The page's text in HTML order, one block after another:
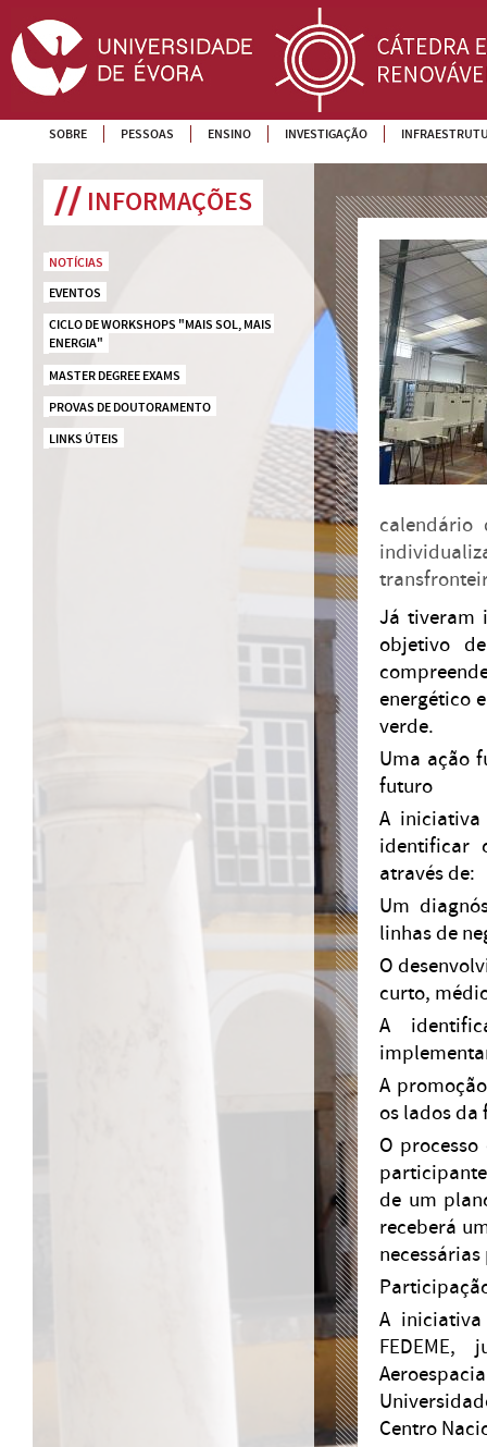
SOBRE PESSOAS ENSINO INVESTIGAÇÃO
INFORMAÇÕES
NOTÍCIAS
EVENTOS
CICLO DE WORKSHOPS "MAIS SOL, MAIS
ENERGIA"
MASTER DEGREE EXAMS
PROVAS DE DOUTORAMENTO
LINKS ÚTEIS
calendário
Já tiveram
objetivo
energético
verde.
Uma ação
futuro
A
identificar
através de:
Um
linhas de
O
curto,
A
A
os lados
O
de um
receberá
A
Centro